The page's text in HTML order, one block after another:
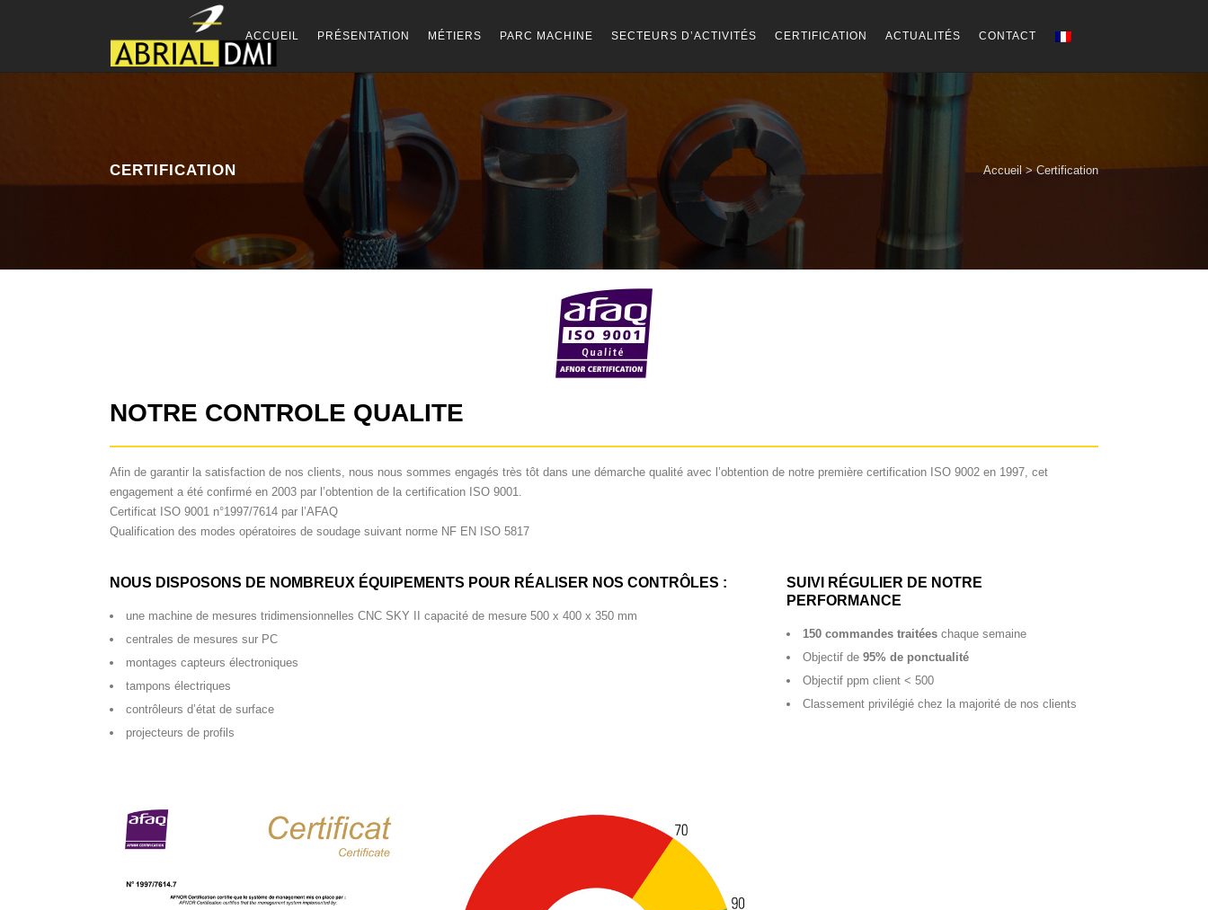
ACCUEIL PRÉSENTATION MÉTIERS PARC MACHINE SECTEURS D’ACTIVITÉS CERTIFICATION ACTUALITÉS CONTACT
CERTIFICATION Accueil>Certification
NOTRE CONTROLE QUALITE
Afin de garantir la satisfaction de nos clients, nous nous sommes engagés très tôt dans une démarche qualité avec l’obtention de notre première certification ISO 9002 en 1997, cet
engagement a été confirmé en 2003 par l’obtention de la certification ISO 9001.
Certificat ISO 9001 n°1997/7614 par l’AFAQ
Qualification des modes opératoires de soudage suivant norme NF EN ISO 5817
NOUS DISPOSONS DE NOMBREUX ÉQUIPEMENTS POUR RÉALISER NOS CONTRÔLES :
une machine de mesures tridimensionnelles CNC SKY II capacité de mesure 500 x 400 x 350 mm
centrales de mesures sur PC
montages capteurs électroniques
tampons électriques
contrôleurs d’état de surface
projecteurs de profils
SUIVI RÉGULIER DE NOTRE
PERFORMANCE
150 commandes traitées chaque semaine
Objectif de95% de ponctualité
Objectif ppm client < 500
Classement privilégié chez la majorité de nos clients